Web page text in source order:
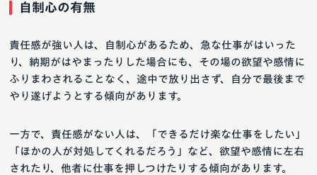
自制心の有無
責任感が強い人は、自制心があるため、急な仕事がはいった
り、納期がはやまったりした場合にも、その場の欲望や感情に
ふりまわされることなく、途中で放り出さず、自分で最後まで
やり遂げようとする傾向があります。
一方で、責任感がない人は、「できるだけ楽な仕事をしたい」
「ほかの人が対処してくれるだろう」など、欲望や感情に左右
されたり、他者に仕事を押しつけたりする傾向があります。